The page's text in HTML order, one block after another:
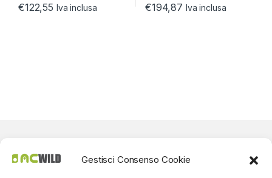
Gestisci Consenso Cookie
€122,55 Iva inclusa €194,87 Iva inclusa